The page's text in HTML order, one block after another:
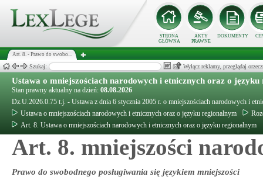
STRONA
GŁÓWNA
AKTY
PRAWNE
DOKUMENTY
Art. 8. - Prawo do swobo...
Szukaj: Wyłącz reklamy, przeglądaj
Ustawa o mniejszościach narodowych i etnicznych oraz o
Stan prawny aktualny na dzień: 08.08.2026
Dz.U.2026.0.75 t.j. - Ustawa z dnia 6 stycznia 2005 r. o mniejszościach narodowych i
Ustawa o mniejszościach narodowych i etnicznych oraz o języku regionalnym
Art. 8. Ustawa o mniejszościach narodowych i etnicznych oraz o języku regionalnym
Art. 8. mniejszości
Prawo do swobodnego posługiwania się językiem mniejszości